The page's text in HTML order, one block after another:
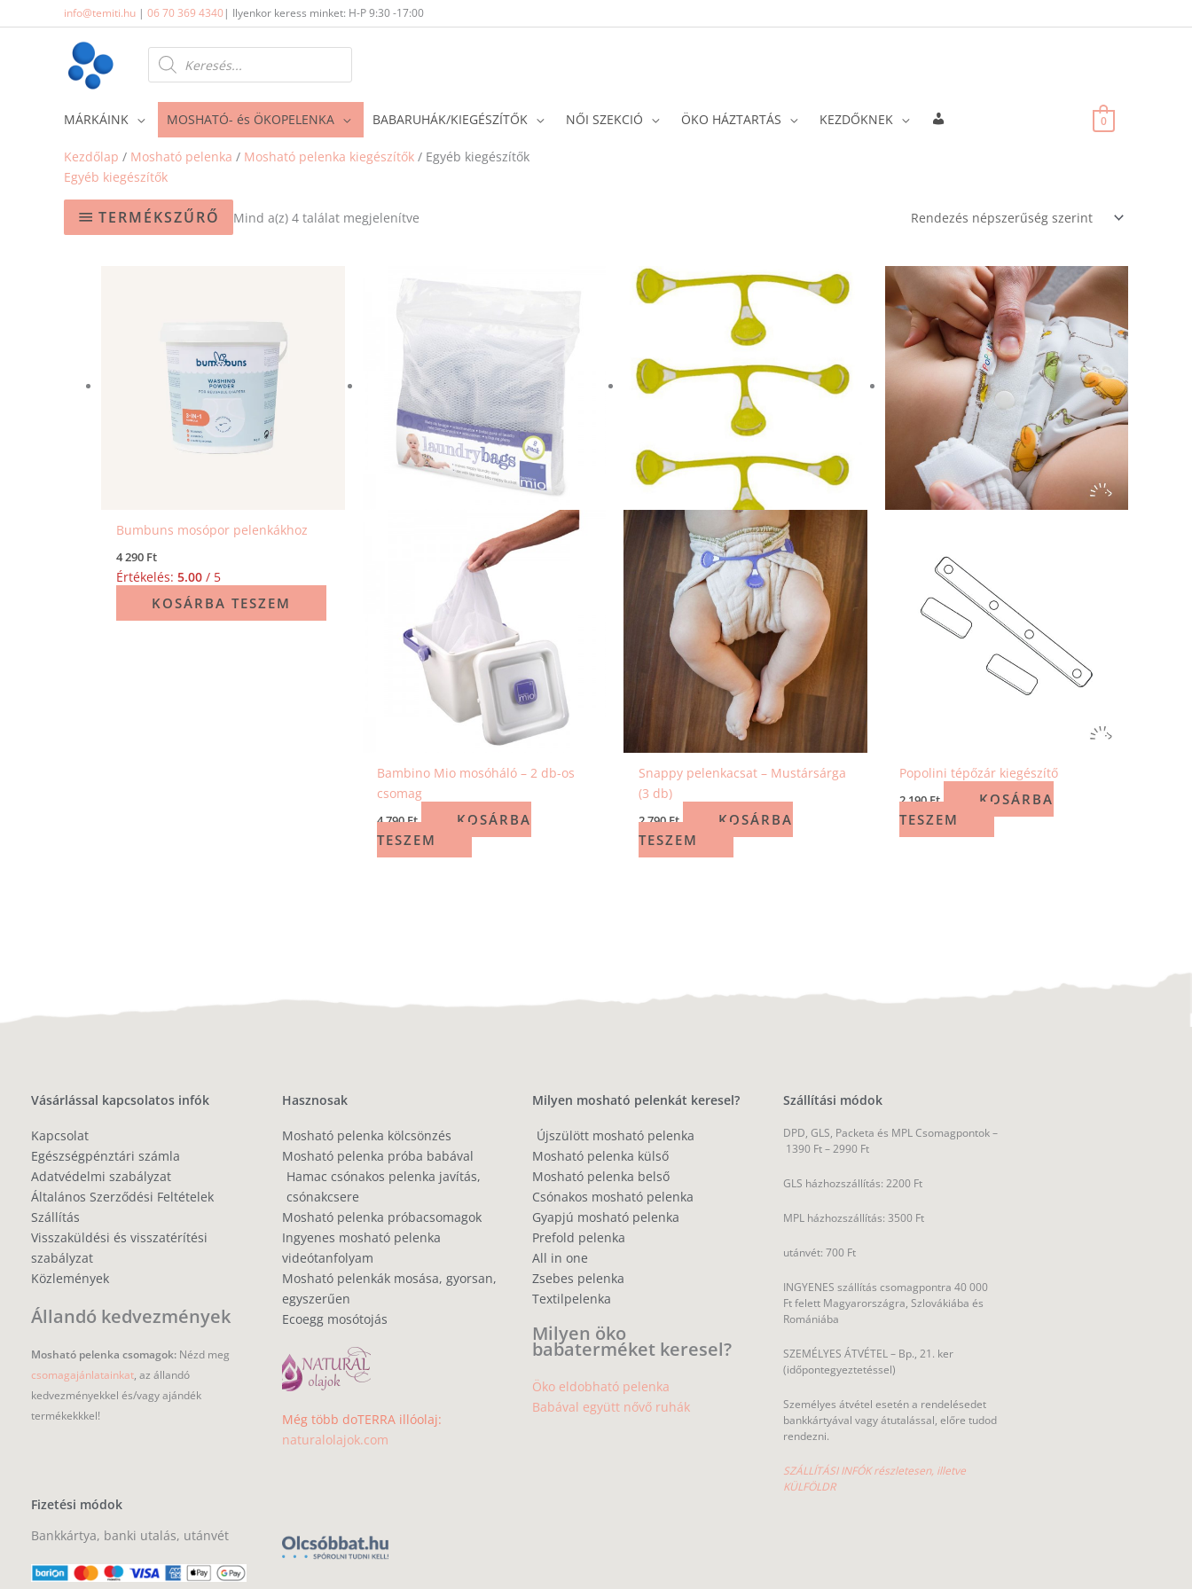
to
info@temiti.hu | 06 70 369 4340| Ilyenkor keress minket: H-P 9:30 -17:00
Products
search
MÁRKÁINK MOSHATÓ- és ÖKOPELENKA BABARUHÁK/KIEGÉSZÍTŐK NŐI SZEKCIÓ ÖKO HÁZTARTÁS KEZDŐKNEK 0
Kezdőlap / Mosható pelenka / Mosható pelenka kiegészítők / Egyéb kiegészítők
Egyéb kiegészítők
TERMÉKSZŰRŐ Mind a(z) 4 találat megjelenítve
Sorted
Bumbuns mosópor pelenkákhoz
4 290 Ft
Értékelés: 5.00/ 5
KOSÁRBA TESZEM
Bambino Mio mosóháló – 2 db-os
csomag
4 790Ft
KOSÁRBA
TESZEM
Snappy pelenkacsat – Mustársárga
(3 db)
2 790Ft
KOSÁRBA
TESZEM
Popolini tépőzár kiegészítő
2 190Ft
KOSÁRBA
TESZEM
Vásárlással kapcsolatos infók
Kapcsolat
Egészségpénztári számla
Adatvédelmi szabályzat
Általános Szerződési Feltételek
Szállítás
Visszaküldési és visszatérítési
szabályzat
Közlemények
Állandó kedvezmények
Mosható pelenka csomagok: Nézd meg
csomagajánlatainkat, az állandó
kedvezményekkel és/vagy ajándék
termékekkkel!
Fizetési módok
Bankkártya, banki utalás, utánvét
Hasznosak
Mosható pelenka kölcsönzés
Mosható pelenka próba babával
Hamac csónakos pelenka javítás,
csónakcsere
Mosható pelenka próbacsomagok
Ingyenes mosható pelenka
videótanfolyam
Mosható pelenkák mosása, gyorsan,
egyszerűen
Ecoegg mosótojás
Még több doTERRA illóolaj:
naturalolajok.com
Milyen mosható pelenkát keresel?
Újszülött mosható pelenka
Mosható pelenka külső
Mosható pelenka belső
Csónakos mosható pelenka
Gyapjú mosható pelenka
Prefold pelenka
All in one
Zsebes pelenka
Textilpelenka
Milyen öko
babaterméket keresel?
Öko eldobható pelenka
Babával együtt nővő ruhák
Szállítási módok
DPD, GLS, Packeta és MPL Csomagpontok –
1390 Ft – 2990 Ft
GLS házhozszállítás: 2200 Ft
MPL házhozszállítás: 3500 Ft
utánvét: 700 Ft
INGYENES szállítás csomagpontra 40 000
Ft felett Magyarországra, Szlovákiába és
Romániába
SZEMÉLYES ÁTVÉTEL – Bp., 21. ker
(időpontegyeztetéssel)
Személyes átvétel esetén a rendelésedet
bankkártyával vagy átutalással, előre tudod
rendezni.
SZÁLLÍTÁSI INFÓK részletesen, illetve
KÜLFÖLDR